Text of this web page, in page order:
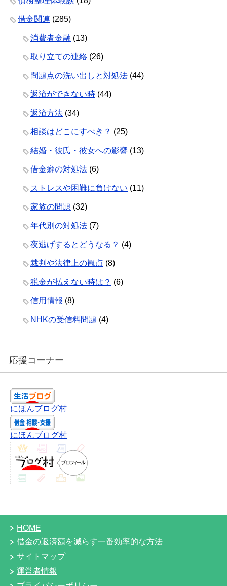
借金関連 (285)
消費者金融 (13)
取り立ての連絡 (26)
問題点の洗い出しと対処法 (44)
返済ができない時 (44)
返済方法 (34)
相談はどこにすべき？ (25)
結婚・彼氏・彼女への影響 (13)
借金癖の対処法 (6)
ストレスや困難に負けない (11)
家族の問題 (32)
年代別の対処法 (7)
夜逃げするとどうなる？ (4)
裁判や法律上の観点 (8)
税金が払えない時は？ (6)
信用情報 (8)
NHKの受信料問題 (4)
応援コーナー
にほんブログ村
にほんブログ村
HOME
借金の返済額を減らす一番効率的な方法
サイトマップ
運営者情報